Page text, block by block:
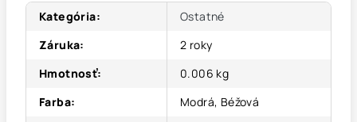
Kategória:
Ostatné
Záruka:
2 roky
Hmotnosť:
0.006 kg
Farba:
Modrá, Béžová